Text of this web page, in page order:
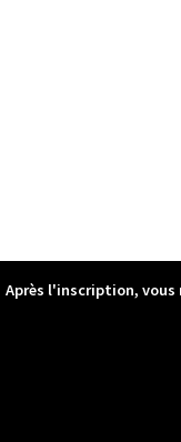
Après l'inscription, vous